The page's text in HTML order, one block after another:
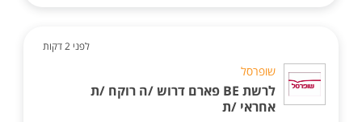
לפני 2 דקות
שופרסל
לרשת BE פארם דרוש /ה רוקח /ת
אחראי /ת